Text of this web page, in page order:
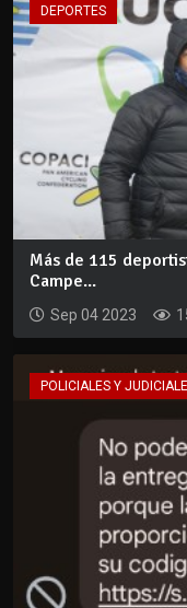
DEPORTES
Más de 115
Campe...
Sep 04 2023
POLICIALES Y